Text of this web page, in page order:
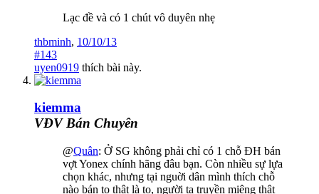
Lạc đề và có 1 chút vô duyên nhẹ
thbminh, 10/10/13
#143
uyen0919 thích bài này.
kiemma
VĐV Bán Chuyên
@Quân: Ở SG không phải chỉ có 1 chỗ ĐH bán
vợt Yonex chính hãng đâu bạn. Còn nhiều sự lựa
chọn khác, nhưng tại nguời dân mình thích chỗ
nào bán to thật là to, người ta truyền miệng thật